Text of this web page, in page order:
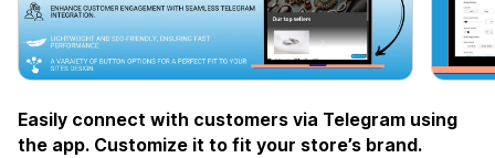
Easily connect with customers via Telegram using
the app. Customize it to fit your store’s brand.